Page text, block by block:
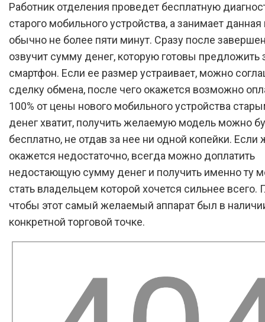
Работник отделения проведет бесплатную
старого мобильного устройства, а занимает
обычно не более пяти минут. Сразу после
озвучит сумму денег, которую готовы предложить
смартфон. Если ее размер устраивает, можно
сделку обмена, после чего окажется возможно
100% от цены нового мобильного устройства
денег хватит, получить желаемую модель можно
бесплатно, не отдав за нее ни одной копейки. Если
окажется недостаточно, всегда можно доплатить
недостающую сумму денег и получить именно ту
стать владельцем которой хочется сильнее всего.
чтобы этот самый желаемый аппарат был в
конкретной торговой точке.